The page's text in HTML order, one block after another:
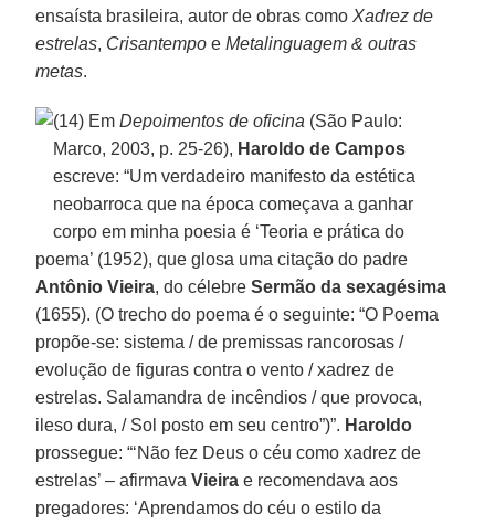
ensaísta brasileira, autor de obras comoXadrez de
estrelas, Crisantempo eMetalinguagem & outras
metas.
(14) EmDepoimentos de oficina (São Paulo:
Marco, 2003, p. 25-26), Haroldo de Campos
escreve: “Um verdadeiro manifesto da estética
neobarroca que na época começava a ganhar
corpo em minha poesia é ‘Teoria e prática do
poema’ (1952), que glosa uma citação do padre
Antônio Vieira, do célebreSermão da sexagésima
(1655). (O trecho do poema é o seguinte: “O Poema
propõe-se: sistema / de premissas rancorosas /
evolução de figuras contra o vento / xadrez de
estrelas. Salamandra de incêndios / que provoca,
ileso dura, / Sol posto em seu centro”)”. Haroldo
prossegue: “‘Não fez Deus o céu como xadrez de
estrelas’ – afirmavaVieira e recomendava aos
pregadores: ‘Aprendamos do céu o estilo da